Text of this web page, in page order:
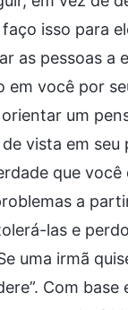
isso para
as pessoas a
você por
um
vista em
que
a
las e
uma irmã
Com